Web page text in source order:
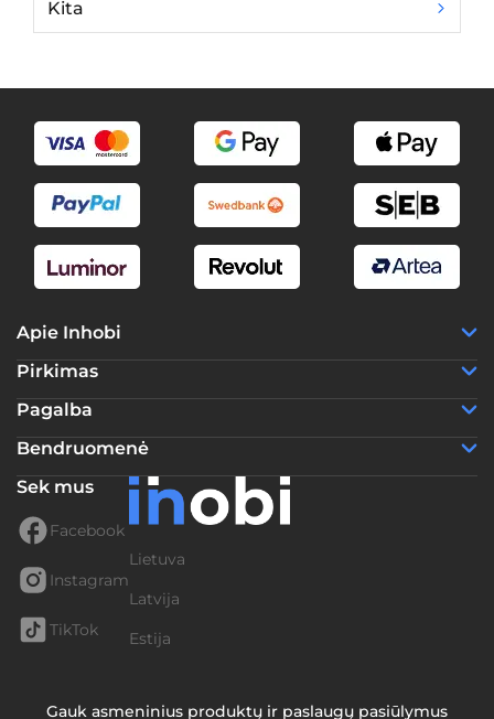
Kita
Apie Inhobi
Pirkimas
Pagalba
Bendruomenė
Sek mus
Facebook
Instagram
TikTok
Lietuva
Latvija
Estija
Gauk asmeninius produktų ir paslaugų pasiūlymus